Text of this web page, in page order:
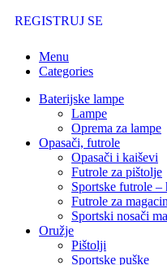
REGISTRUJ SE
Menu
Categories
Baterijske lampe
Lampe
Oprema za lampe
Opasači, futrole
Opasači i kaiševi
Futrole za pištolje
Sportske futrole –
Futrole za
Sportski nosači
Oružje
Pištolji
Sportske puške